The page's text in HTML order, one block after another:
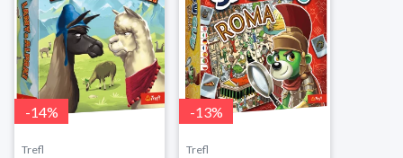
-14%
Trefl
-13%
Trefl